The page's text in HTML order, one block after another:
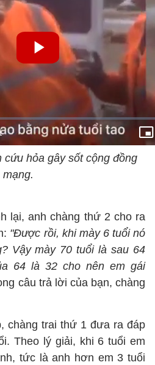
cứu hỏa gây sốt cộng đồng
mạng.
lại, anh chàng thứ 2 cho ra
"Được rồi, khi mày 6 tuổi nó
Vậy mày 70 tuổi là sau 64
64 là 32 cho nên em gái
câu trả lời của bạn, chàng
chàng trai thứ 1 đưa ra đáp
Theo lý giải, khi 6 tuổi em
tức là anh hơn em 3 tuổi